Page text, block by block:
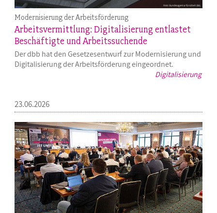
Digitalisierung
Modernisierung der Arbeitsförderung
Arbeitsvermittlung: Digitalisierung entlastet
Beschäftigte und Arbeitssuchende
Der dbb hat den Gesetzesentwurf zur Modernisierung und
Digitalisierung der Arbeitsförderung eingeordnet.
23.06.2026